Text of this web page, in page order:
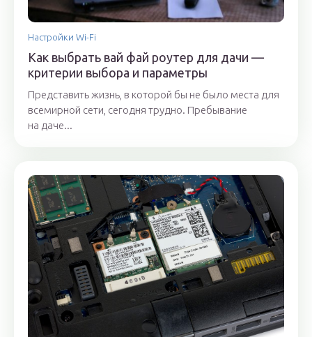
Настройки Wi-Fi
Как выбрать вай фай роутер для дачи —
критерии выбора и параметры
Представить жизнь, в которой бы не было места для
всемирной сети, сегодня трудно. Пребывание
на даче...